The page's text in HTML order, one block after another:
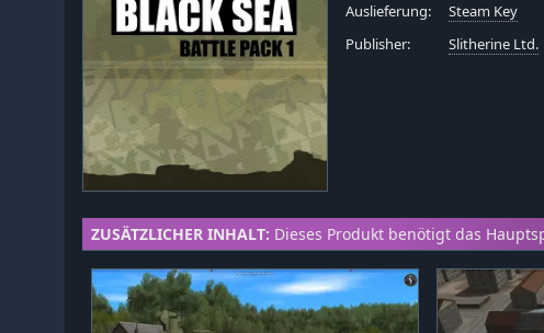
Auslieferung:
Steam Key
Publisher:
Slitherine Ltd.
ZUSÄTZLICHER INHALT: Dieses Produkt benötigt das